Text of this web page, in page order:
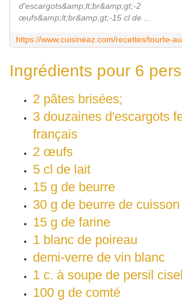
d'escargots&amp;lt;br&amp;gt;-2
œufs&amp;lt;br&amp;gt;-15 cl de ...
Ingrédients pour 6
2 pâtes brisées;
3 douzaines d'escargots
français
2 œufs
5 cl de lait
15 g de beurre
30 g de beurre de cuisson
15 g de farine
1 blanc de poireau
demi-verre de vin blanc
1 c. à soupe de persil
100 g de comté